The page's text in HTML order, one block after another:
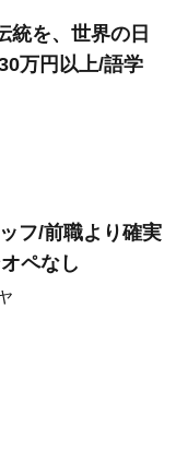
統を、世界の日
万円以上/語学
フ/前職より確実
ペなし